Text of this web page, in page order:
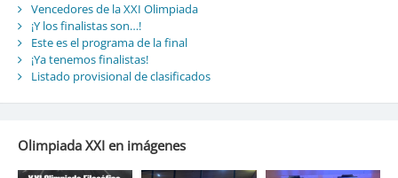
Vencedores de la XXI Olimpiada
¡Y los finalistas son…!
Este es el programa de la final
¡Ya tenemos finalistas!
Listado provisional de clasificados
Olimpiada XXI en imágenes